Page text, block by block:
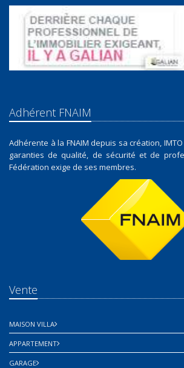
Adhérent FNAIM
Adhérente à la FNAIM depuis sa création,
garanties de qualité, de sécurité et de
Fédération exige de ses membres.
Vente
MAISON VILLA
APPARTEMENT
GARAGE